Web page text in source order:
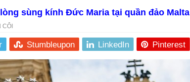
sùng kính Đức Maria tại quần đảo Malta
Stumbleupon LinkedIn Pinterest